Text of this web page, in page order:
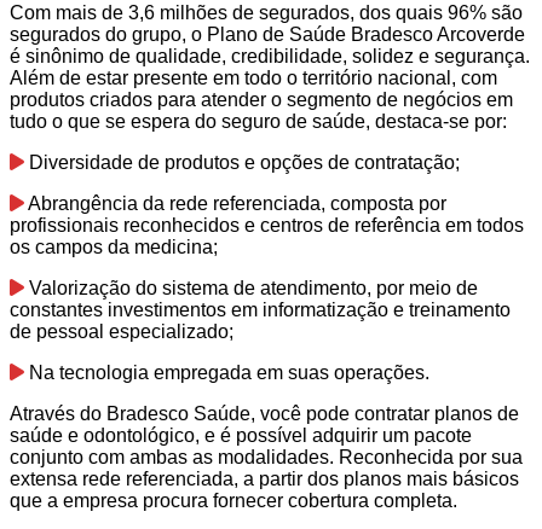
Com mais de 3,6 milhões de segurados, dos quais 96% são
segurados do grupo, o Plano de Saúde Bradesco Arcoverde
é sinônimo de qualidade, credibilidade, solidez e segurança.
Além de estar presente em todo o território nacional, com
produtos criados para atender o segmento de negócios em
tudo o que se espera do seguro de saúde, destaca-se por:
Diversidade de produtos e opções de contratação;
Abrangência da rede referenciada, composta por
profissionais reconhecidos e centros de referência em todos
os campos da medicina;
Valorização do sistema de atendimento, por meio de
constantes investimentos em informatização e treinamento
de pessoal especializado;
Na tecnologia empregada em suas operações.
Através do Bradesco Saúde, você pode contratar planos de
saúde e odontológico, e é possível adquirir um pacote
conjunto com ambas as modalidades. Reconhecida por sua
extensa rede referenciada, a partir dos planos mais básicos
que a empresa procura fornecer cobertura completa.